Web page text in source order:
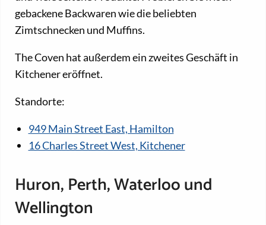
gebackene Backwaren wie die beliebten
Zimtschnecken und Muffins.
The Coven hat außerdem ein zweites Geschäft in
Kitchener eröffnet.
Standorte:
949 Main Street East, Hamilton
16 Charles Street West, Kitchener
Huron, Perth, Waterloo und
Wellington